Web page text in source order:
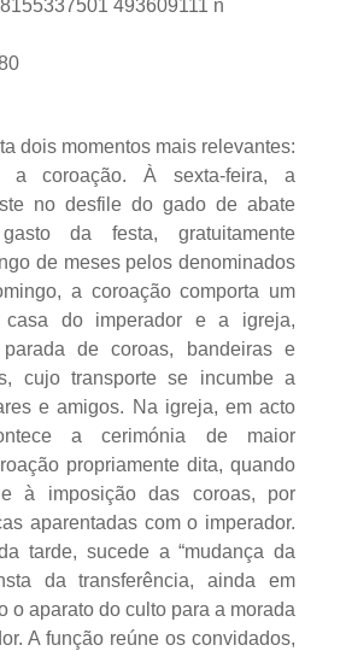
dois momentos mais relevantes:
a coroação. À sexta-feira, a
no desfile do gado de abate
da festa, gratuitamente
de meses pelos denominados
a coroação comporta um
do imperador e a igreja,
de coroas, bandeiras e
cujo transporte se incumbe a
e amigos. Na igreja, em acto
a cerimónia de maior
propriamente dita, quando
à imposição das coroas, por
aparentadas com o imperador.
tarde, sucede a “mudança da
da transferência, ainda em
o aparato do culto para a morada
A função reúne os convidados,